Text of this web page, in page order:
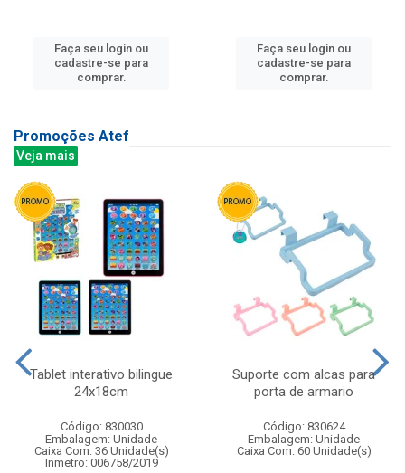
Faça seu login ou
cadastre-se para
comprar.
Faça seu login ou
cadastre-se para
comprar.
Promoções Atef
Veja mais
Tablet interativo bilingue
24x18cm
Código: 830030
Embalagem: Unidade
Caixa Com: 36 Unidade(s)
Inmetro: 006758/2019
Suporte com alcas para
porta de armario
Código: 830624
Embalagem: Unidade
Caixa Com: 60 Unidade(s)